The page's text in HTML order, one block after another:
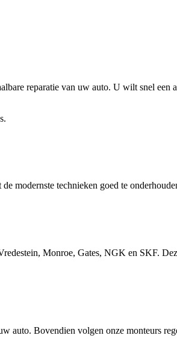
reparatie van uw auto. U wilt snel een
modernste technieken goed te
Monroe, Gates, NGK en SKF.
auto. Bovendien volgen onze monteurs